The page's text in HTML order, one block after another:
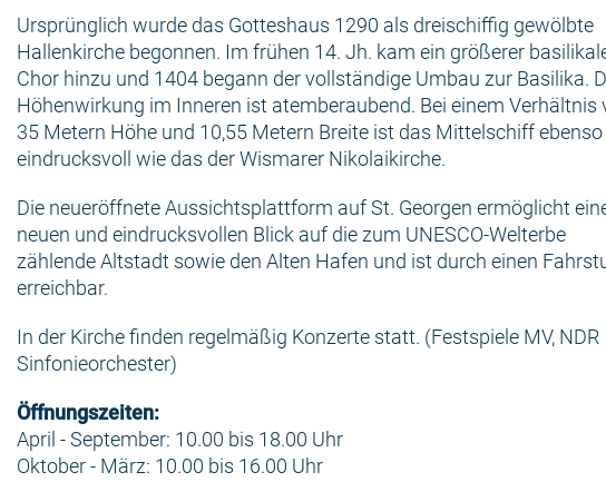
Ursprünglich wurde das Gotteshaus 1290 als dreischiffig gewölbte
Hallenkirche begonnen. Im frühen 14. Jh. kam ein größerer
Chor hinzu und 1404 begann der vollständige Umbau zur Basilika.
Höhenwirkung im Inneren ist atemberaubend. Bei einem Verhältnis
35 Metern Höhe und 10,55 Metern Breite ist das Mittelschiff ebenso
eindrucksvoll wie das der Wismarer Nikolaikirche.
Die neueröffnete Aussichtsplattform auf St. Georgen ermöglicht
neuen und eindrucksvollen Blick auf die zum UNESCO-Welterbe
zählende Altstadt sowie den Alten Hafen und ist durch einen
erreichbar.
In der Kirche finden regelmäßig Konzerte statt. (Festspiele MV, NDR
Sinfonieorchester)
Öffnungszeiten:
April - September: 10.00 bis 18.00 Uhr
Oktober - März: 10.00 bis 16.00 Uhr